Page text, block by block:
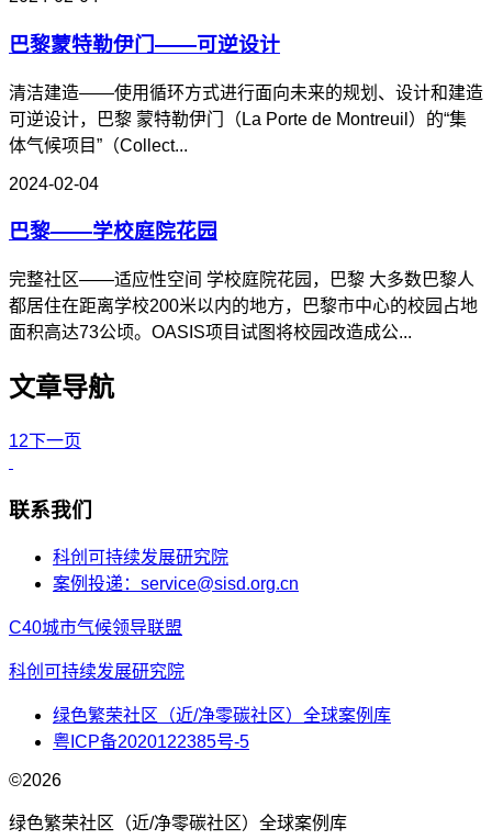
巴黎蒙特勒伊门——可逆设计
清洁建造——使用循环方式进行面向未来的规划、设计和建造
可逆设计，巴黎 蒙特勒伊门（La Porte de Montreuil）的“集
体气候项目”（Collect...
2024-02-04
巴黎——学校庭院花园
完整社区——适应性空间 学校庭院花园，巴黎 大多数巴黎人
都居住在距离学校200米以内的地方，巴黎市中心的校园占地
面积高达73公顷。OASIS项目试图将校园改造成公...
文章导航
12下一页
联系我们
科创可持续发展研究院
案例投递：service@sisd.org.cn
C40城市气候领导联盟
科创可持续发展研究院
绿色繁荣社区（近/净零碳社区）全球案例库
粤ICP备2020122385号-5
©2026
绿色繁荣社区（近/净零碳社区）全球案例库